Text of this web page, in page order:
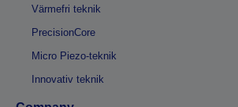
Värmefri teknik
PrecisionCore
Micro Piezo-teknik
Innovativ teknik